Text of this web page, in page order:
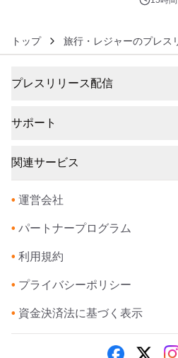
トップ 旅行・レジャーのプレス
プレスリリース配信
サポート
関連サービス
• 運営会社
• パートナープログラム
• 利用規約
• プライバシーポリシー
• 資金決済法に基づく表示